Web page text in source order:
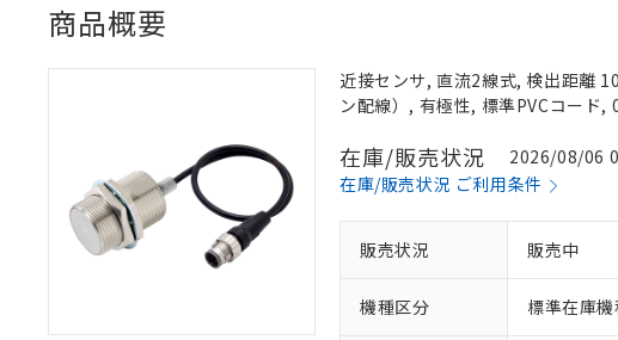
商品概要
近接センサ, 直流2線式, 検出距離
ン配線）, 有極性, 標準PVCコード,
在庫/販売状況
2026/08/06
在庫/販売状況 ご利用条件
販売状況 販売中
機種区分 標準在庫